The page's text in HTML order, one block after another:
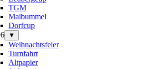
TGM
Maibummel
Dorfcup
▼
Weihnachtsfeier
Turnfahrt
Altpapier